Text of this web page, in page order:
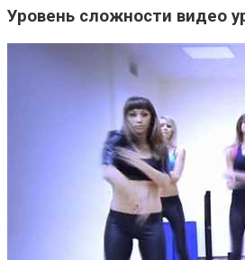
Уровень сложности видео